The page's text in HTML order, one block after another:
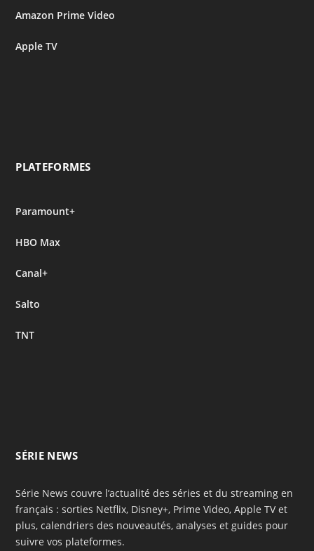
Amazon Prime Video
Apple TV
PLATEFORMES
Paramount+
HBO Max
Canal+
Salto
TNT
SÉRIE NEWS
Série News couvre l’actualité des séries et du streaming en
français : sorties Netflix, Disney+, Prime Video, Apple TV et
plus, calendriers des nouveautés, analyses et guides pour
suivre vos plateformes.